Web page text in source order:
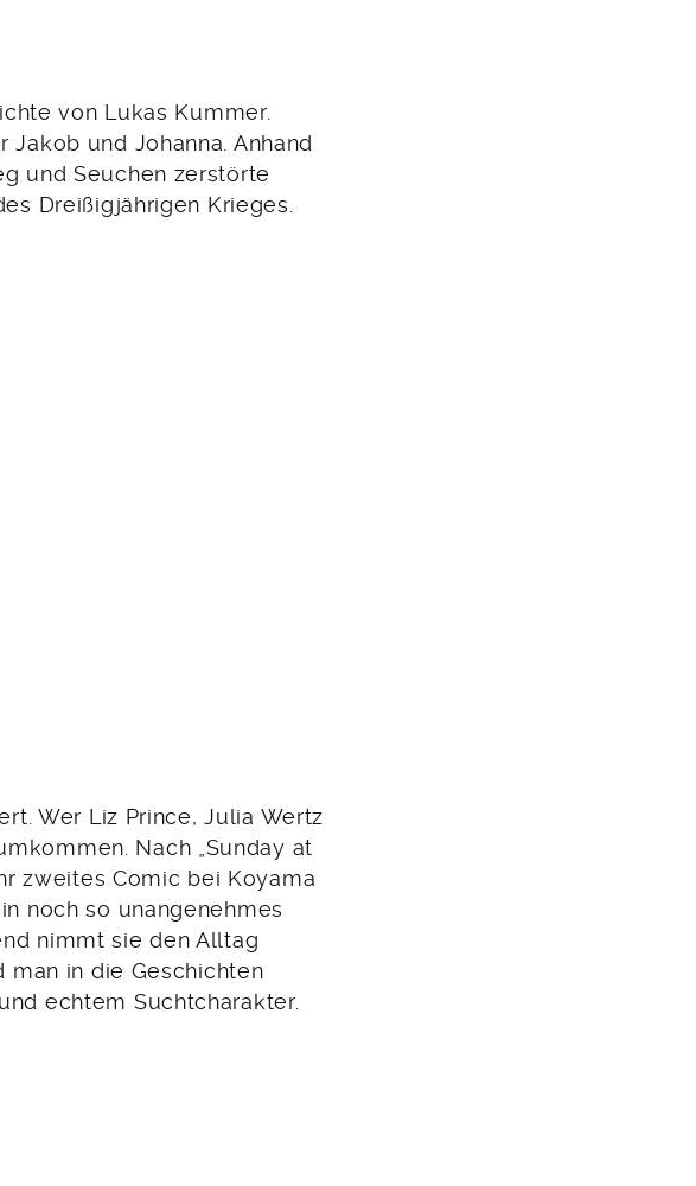
von Lukas Kummer.
Jakob und Johanna. Anhand
und Seuchen zerstörte
Dreißigjährigen Krieges.
Wer Liz Prince, Julia Wertz
Nach „Sunday at
zweites Comic bei Koyama
noch so unangenehmes
nimmt sie den Alltag
man in die Geschichten
echtem Suchtcharakter.